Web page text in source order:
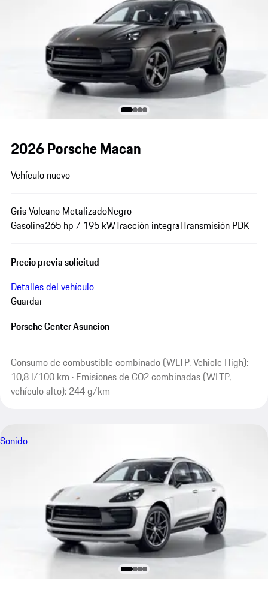
2026 Porsche Macan
Vehículo nuevo
Gris Volcano MetalizadoNegro
Gasolina265 hp / 195 kWTracción integralTransmisión PDK
Precio previa solicitud
Detalles del vehículo
Guardar
Porsche Center Asuncion
Consumo de combustible combinado (WLTP, Vehicle High):
10,8 l/100 km · Emisiones de CO2 combinadas (WLTP,
vehículo alto): 244 g/km
Sonido